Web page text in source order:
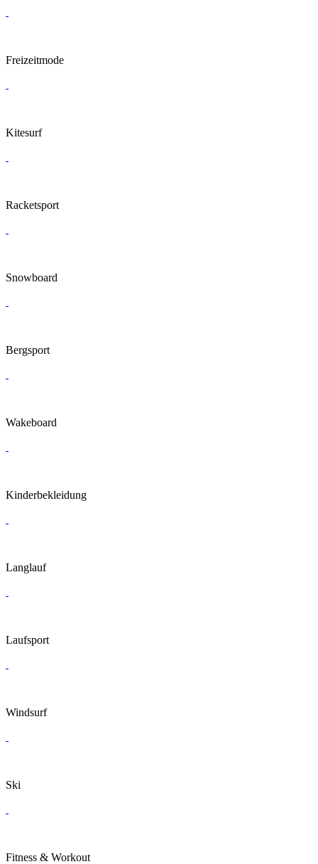
Freizeitmode
Kitesurf
Racketsport
Snowboard
Bergsport
Wakeboard
Kinderbekleidung
Langlauf
Laufsport
Windsurf
Ski
Fitness & Workout